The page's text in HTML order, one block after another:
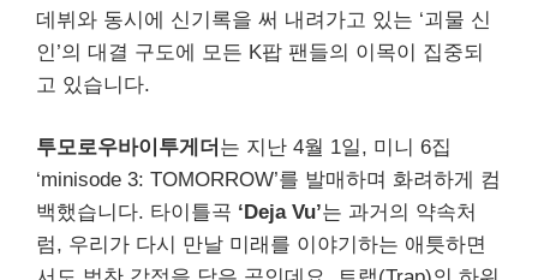
데뷔와 동시에 신기록을 써 내려가고 있는 ‘괴물 신
인’의 대결 구도에 모든 K팝 팬들의 이목이 집중되
고 있습니다.
투모로우바이투게더 는 지난 4월 1일, 미니 6집
‘minisode 3: TOMORROW’를 발매하며 화려하게 컴
백했습니다. 타이틀곡 ‘Deja Vu’는 과거의 약속처
럼, 우리가 다시 만날 미래를 이야기하는 애틋하면